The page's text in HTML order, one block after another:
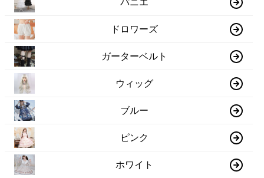
ドロワーズ
ガーターベルト
ウィッグ
ブルー
ピンク
ホワイト